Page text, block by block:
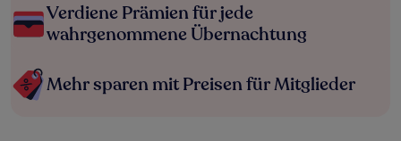
Verdiene Prämien für jede
wahrgenommene Übernachtung
Mehr sparen mit Preisen für Mitglieder